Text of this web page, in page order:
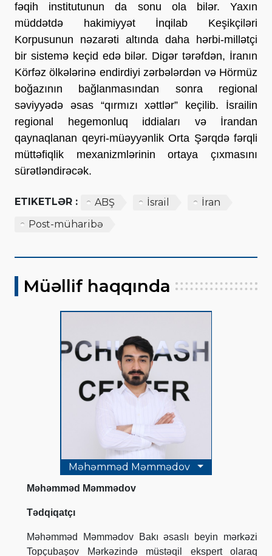
fəqih institutunun da sonu ola bilər. Yaxın
müddətdə hakimiyyət İnqilab Keşikçiləri
Korpusunun nəzarəti altında daha hərbi-millətçi
bir sistemə keçid edə bilər. Digər tərəfdən, İranın
Körfəz ölkələrinə endirdiyi zərbələrdən və Hörmüz
boğazının bağlanmasından sonra regional
səviyyədə əsas “qırmızı xəttlər” keçilib. İsrailin
regional hegemonluq iddiaları və İrandan
qaynaqlanan qeyri-müəyyənlik Orta Şərqdə fərqli
müttəfiqlik mexanizmlərinin ortaya çıxmasını
sürətləndirəcək.
ETIKETLƏR : ABŞ İsrail
İran
Post-müharibə
Müəllif haqqında
Məhəmməd Məmmədov
Məhəmməd Məmmədov
Tədqiqatçı
Məhəmməd Məmmədov Bakı əsaslı beyin mərkəzi
Topçubaşov Mərkəzində müstəqil ekspert olaraq